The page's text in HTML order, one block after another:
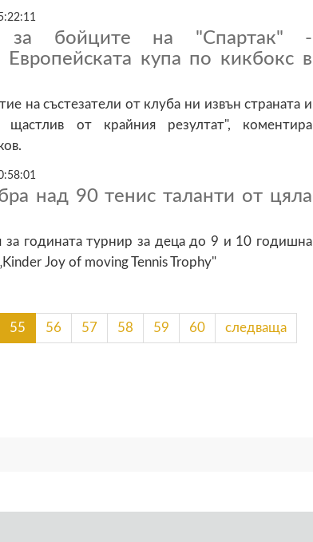
за бойците на "Спартак" -
купа по кикбокс в
на състезатели от клуба ни извън страната и
от крайния резултат", коментира
над 90 тенис таланти от цяла
за годината турнир за деца до 9 и 10 годишна
Joy of moving Tennis Trophy"
55 56 57 58 59 60 следваща